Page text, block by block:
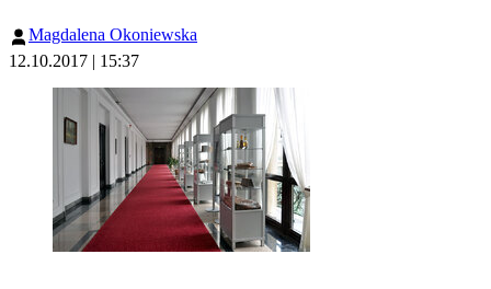
Magdalena Okoniewska
12.10.2017 | 15:37